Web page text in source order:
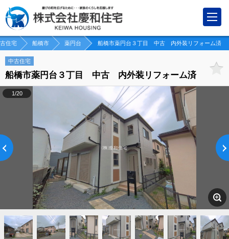
住宅 船橋市 薬円台 船橋市薬円台３丁目 中古 内外装リフォーム済
中古住宅
船橋市薬円台３丁目 中古 内外装リフォーム済
1/20